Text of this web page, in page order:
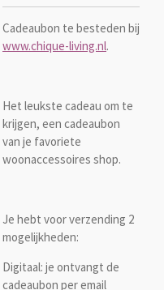
Cadeaubon te besteden bij
www.chique-living.nl.
Het leukste cadeau om te
krijgen, een cadeaubon
van je favoriete
woonaccessoires shop.
Je hebt voor verzending 2
mogelijkheden:
Digitaal: je ontvangt de
cadeaubon per email